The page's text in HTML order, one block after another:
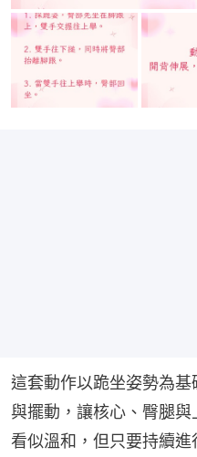
這套動作以跪坐姿勢為
與擺動，讓核心、臀腿
看似溫和，但只要持續進